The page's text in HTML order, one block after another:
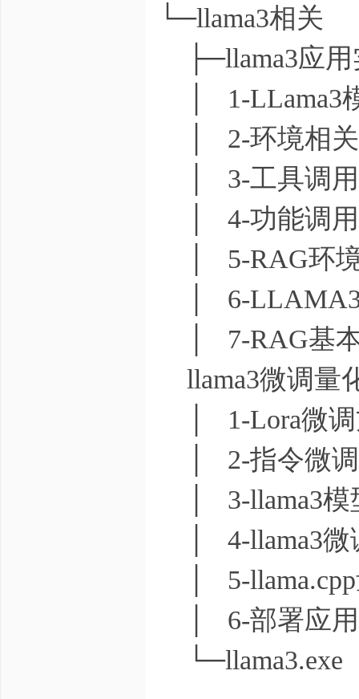
└─llama3相关
├─llama3应用
│ 1-LLama3
│ 2-环境相关
│ 3-工具调用
│ 4-功能调用
│ 5-RAG环境
│ 6-LLAMA3
│ 7-RAG基本
llama3微调量
│ 1-Lora微调
│ 2-指令微调
│ 3-llama3模
│ 4-llama3微
│ 5-llama.cpp
│ 6-部署应用
└─llama3.exe